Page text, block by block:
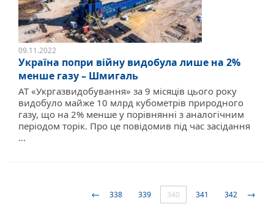
09.11.2022
Україна попри війну видобула лише на 2%
менше газу – Шмигаль
АТ «Укргазвидобування» за 9 місяців цього року
видобуло майже 10 млрд кубометрів природного
газу, що на 2% менше у порівнянні з аналогічним
періодом торік. Про це повідомив під час засідання
...
← 338 339 340 341 342 →